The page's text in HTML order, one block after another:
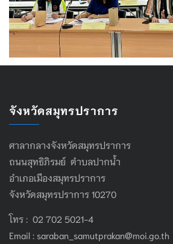
จังหวัดสมุทรปราการ
ศาลากลางจังหวัดสมุทรปราการ
ถนนสุทธิภิรมย์ ตำบลปากน้ำ
อำเภอเมืองสมุทรปราการ
จังหวัดสมุทรปราการ 10270
โทร : 02 702 5021-4
Email : saraban_samutprakan@moi.go.th